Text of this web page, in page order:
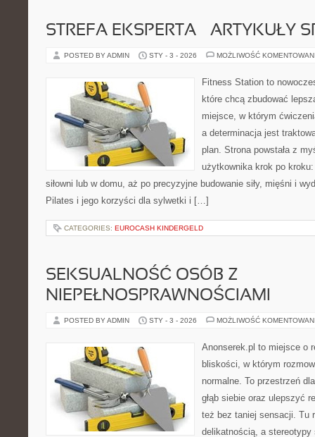
STREFA EKSPERTA – ARTYKUŁY
POSTED BY ADMIN STY - 3 - 2026 MOŻLIWOŚĆ
Fitness Station to
które chcą zbudować
miejsce, w którym
a determinacja jest
plan. Strona powstała z
użytkownika krok po
siłowni lub w domu, aż po precyzyjne budowanie siły, mięśni i
Pilates i jego korzyści dla sylwetki i […]
CATEGORIES: EUROCASH KINDERGELD
SEKSUALNOŚĆ OSÓB Z
NIEPEŁNOSPRAWNOŚCIAMI
POSTED BY ADMIN STY - 3 - 2026 MOŻLIWOŚĆ
Anonserek.pl to miejsce o
bliskości, w którym
normalne. To przestrzeń
głąb siebie oraz ulepszyć
też bez taniej sensacji. Tu
delikatnością, a